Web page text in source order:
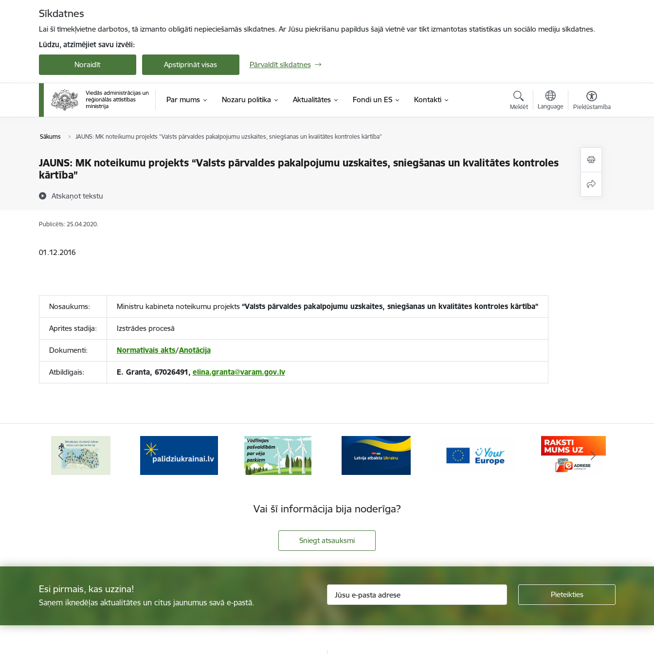
Sīkdatnes
Lai šī tīmekļvietne darbotos, tā izmanto obligāti nepieciešamās sīkdatnes. Ar Jūsu piekrišanu papildus šajā vietnē var tikt izmantotas statistikas un sociālo mediju sīkdatnes.
Lūdzu, atzīmējiet savu izvēli:
Noraidīt Apstiprināt visas Pārvaldīt sīkdatnes
Par mums Nozaru politika Aktualitātes Fondi un ES Kontakti
Meklēt Language Piekļūstamība
Sākums JAUNS: MK noteikumu projekts “Valsts pārvaldes pakalpojumu uzskaites, sniegšanas un kvalitātes kontroles kārtība”
JAUNS: MK noteikumu projekts “Valsts pārvaldes pakalpojumu uzskaites, sniegšanas un kvalitātes kontroles
kārtība”
Atskaņot tekstu
Publicēts: 25.04.2020.
01.12.2016
Nosaukums: Ministru kabineta noteikumu projekts “Valsts pārvaldes pakalpojumu uzskaites, sniegšanas un kvalitātes kontroles kārtība”
Aprites stadija: Izstrādes procesā
Dokumenti: Normatīvais akts/Anotācija
Atbildīgais: E. Granta, 67026491, elina.granta@varam.gov.lv
Vai šī informācija bija noderīga?
Sniegt atsauksmi
Esi pirmais, kas uzzina!
Saņem iknedēļas aktualitātes un citus jaunumus savā e-pastā.